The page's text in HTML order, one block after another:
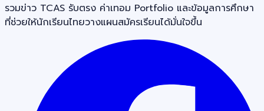
รวมข่าว TCAS รับตรง ค่าเทอม Portfolio และข้อมูลการศึกษา
ที่ช่วยให้นักเรียนไทยวางแผนสมัครเรียนได้มั่นใจขึ้น